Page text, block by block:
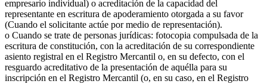
empresario individual) o acreditación de la capacidad del
representante en escritura de apoderamiento otorgada a su favor
(Cuando el solicitante actúe por medio de representación).
o Cuando se trate de personas jurídicas: fotocopia compulsada de la
escritura de constitución, con la acreditación de su correspondiente
asiento registral en el Registro Mercantil o, en su defecto, con el
resguardo acreditativo de la presentación de aquélla para su
inscripción en el Registro Mercantil (o, en su caso, en el Registro